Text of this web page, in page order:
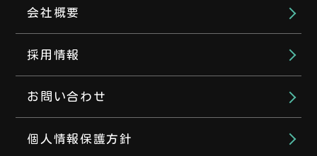
会社概要
採用情報
お問い合わせ
個人情報保護方針